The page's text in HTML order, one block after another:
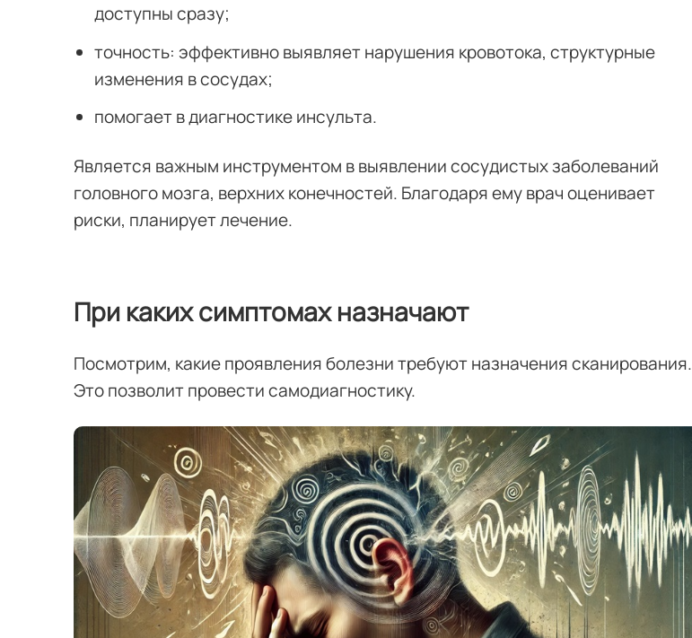
доступны сразу;
точность: эффективно выявляет нарушения кровотока, структурные
изменения в сосудах;
помогает в диагностике инсульта.
Является важным инструментом в выявлении сосудистых заболеваний
головного мозга, верхних конечностей. Благодаря ему врач оценивает
риски, планирует лечение.
При каких симптомах назначают
Посмотрим, какие проявления болезни требуют назначения сканирования.
Это позволит провести самодиагностику.